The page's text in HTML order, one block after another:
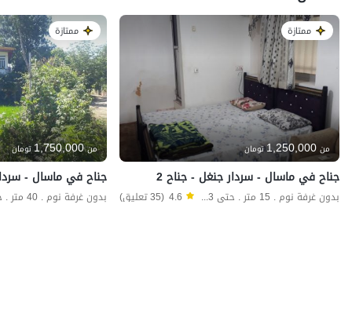
ممتازة
من 1,250,000تومان
جناح في ماسال - سردار جنغل - جناح 2
بدون غرفة نوم . 15 متر . حتى 3 ضيف 4.6 (35 تعليق)
ممتازة
من 1,750,000تومان
جناح في ماسال -